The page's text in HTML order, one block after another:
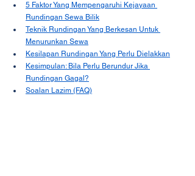
5 Faktor Yang Mempengaruhi Kejayaan
Rundingan Sewa Bilik
Teknik Rundingan Yang Berkesan Untuk
Menurunkan Sewa
Kesilapan Rundingan Yang Perlu Dielakkan
Kesimpulan: Bila Perlu Berundur Jika
Rundingan Gagal?
Soalan Lazim (FAQ)